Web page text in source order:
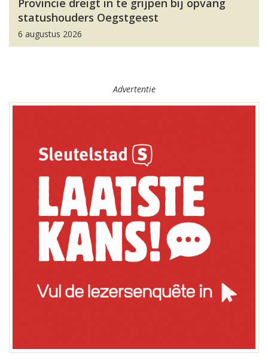
Provincie dreigt in te grijpen bij opvang
statushouders Oegstgeest
6 augustus 2026
Advertentie